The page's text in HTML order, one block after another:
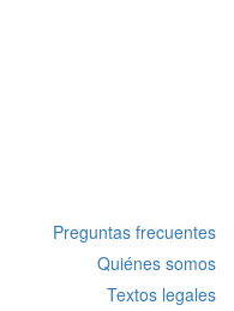
Preguntas frecuentes
Quiénes somos
Textos legales